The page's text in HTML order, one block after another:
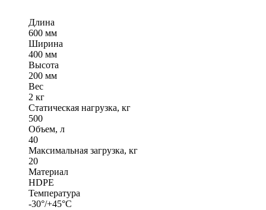
Длина
600 мм
Ширина
400 мм
Высота
200 мм
Вес
2 кг
Статическая нагрузка, кг
500
Объем, л
40
Максимальная загрузка, кг
20
Материал
HDPE
Температура
-30°/+45°С